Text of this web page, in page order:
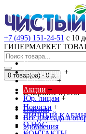
+7 (495) 151-24-51 с 10
ГИПЕРМАРКЕТ
Cредства от
Сад, огород +
Дача, дом +
Акции +
Юр. лицам +
Новости +
ЛИЧНЫЙ
О НАС
0 товар(ов) - 0 р.
В корзине пусто!
Главная
Всё для сада и
Удобрения